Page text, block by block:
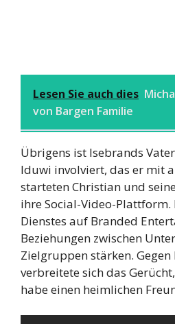
Lesen Sie auch dies
von Bargen Familie
Übrigens ist Isebrands
Iduwi involviert, das er mit
starteten Christian und
ihre Social-Video-Plattform.
Dienstes auf Branded
Beziehungen zwischen
Zielgruppen stärken. Gegen
verbreitete sich das
habe einen heimlichen